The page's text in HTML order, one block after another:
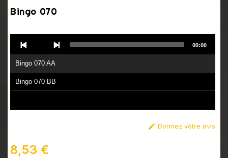
Bingo 070
Player
Bingo 070 AA
Bingo 070 BB
00:00
 Donnez votre avis
8,53 €